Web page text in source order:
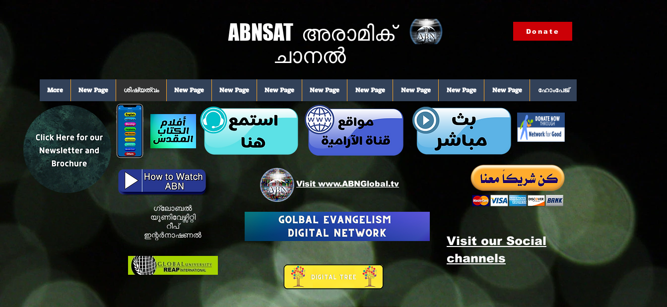
ABNSAT അരാമിക്
ചാനൽ
Donate
ഹോംപേജ്
New Page
New Page
New Page
New Page
New Page
New Page
New Page
New Page
ശിഷ്യത്വം
New Page
More
ഗ്ലോബൽ
യൂണിവേഴ്സിറ്റി
റീപ്
ഇന്റർനാഷണൽ
Visit www.ABNGlobal.tv
Visit our Social
channels